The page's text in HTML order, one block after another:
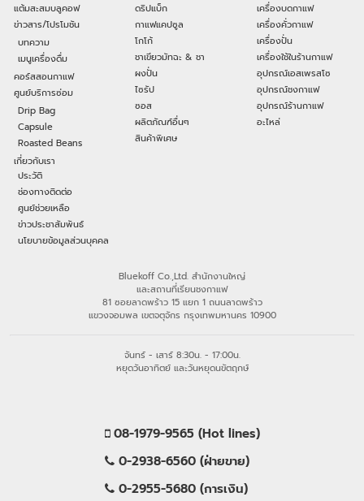
แต้มสะสมบลูคอฟ
ข่าวสาร/โปรโมชัน
บทความ
เมนูเครื่องดื่ม
คอร์สสอนกาแฟ
ศูนย์บริการซ่อม
Drip Bag
Capsule
Roasted Beans
เกี่ยวกับเรา
ประวัติ
ช่องทางติดต่อ
ศูนย์ช่วยเหลือ
ข่าวประชาสัมพันธ์
นโยบายข้อมูลส่วนบุคคล
ดริปแบ็ก
กาแฟแคปซูล
โกโก้
ชาเขียวมัทฉะ & ชา
ผงปั่น
ไซรัป
ซอส
ผลิตภัณฑ์อื่นๆ
สินค้าพิเศษ
เครื่องบดกาแฟ
เครื่องคั่วกาแฟ
เครื่องปั่น
เครื่องใช้ในร้านกาแฟ
อุปกรณ์เอสเพรสโซ
อุปกรณ์ชงกาแฟ
อุปกรณ์ร้านกาแฟ
อะไหล่
Bluekoff Co.,Ltd. สำนักงานใหญ่
และสถานที่เรียนชงกาแฟ
81 ซอยลาดพร้าว 15 แยก 1 ถนนลาดพร้าว
แขวงจอมพล เขตจตุจักร กรุงเทพมหานคร 10900
จันทร์ - เสาร์ 8:30น. - 17:00น.
หยุดวันอาทิตย์ และวันหยุดนขัตฤกษ์
08-1979-9565 (Hot lines)
0-2938-6560 (ฝ่ายขาย)
0-2955-5680 (การเงิน)